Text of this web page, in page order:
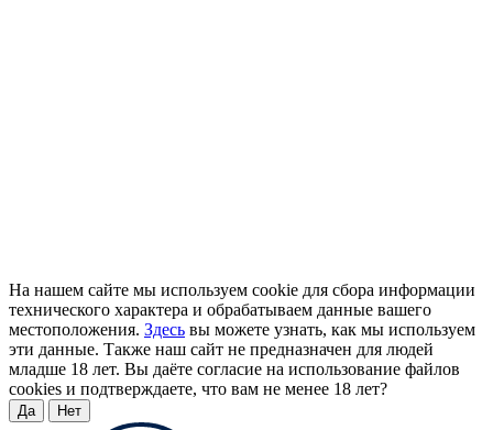
На нашем сайте мы используем cookie для сбора информации
технического характера и обрабатываем данные вашего
местоположения. Здесь вы можете узнать, как мы используем
эти данные. Также наш сайт не предназначен для людей
младше 18 лет. Вы даёте согласие на использование файлов
cookies и подтверждаете, что вам не менее 18 лет?
Да Нет